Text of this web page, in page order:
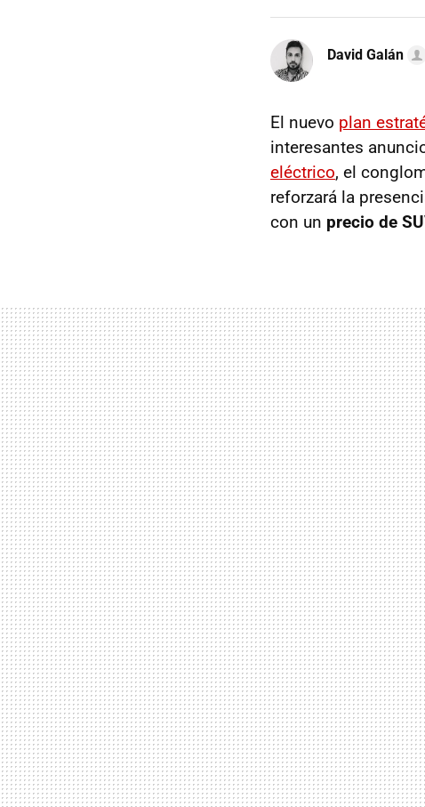
David Galán
El nuevo plan
interesantes
eléctrico, el
reforzará la
con un precio de